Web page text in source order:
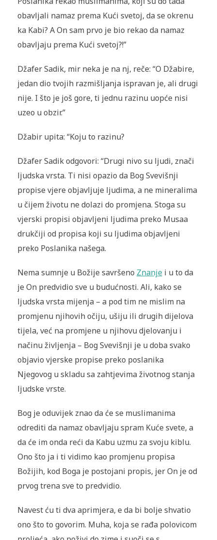
obavljali namaz prema Kući svetoj, da se okrenu
ka Kabi? A On sam prvo je bio rekao da namaz
obavljaju prema Kući svetoj?!”
Džafer Sadik, mir neka je na nj, reče: “O Džabire,
jedan dio tvojih razmišljanja ispravan je, ali drugi
nije. I što je još gore, ti jednu razinu uopće nisi
uzeo u obzir.”
Džabir upita: “Koju to razinu?
Džafer Sadik odgovori: “Drugi nivo su ljudi, znači
ljudska vrsta. Ti nisi opazio da Bog Svevišnji
propise vjere objavljuje ljudima, a ne mineralima
u čijem životu ne dolazi do promjena. Stoga su
vjerski propisi objavljeni ljudima preko Musaa
drukčiji od propisa koji su ljudima objavljeni
preko Poslanika našega.
Nema sumnje u Božije savršeno Znanjei u to da
je On predvidio sve u budućnosti. Ali, kako se
ljudska vrsta mijenja – a pod tim ne mislim na
promjenu njihovih očiju, ušiju ili drugih dijelova
tijela, već na promjene u njihovu djelovanju i
načinu življenja – Bog Svevišnji je u doba svako
objavio vjerske propise preko poslanika
Njegovog u skladu sa zahtjevima životnog stanja
ljudske vrste.
Bog je oduvijek znao da će se muslimanima
odrediti da namaz obavljaju spram Kuće svete, a
da će im onda reći da Kabu uzmu za svoju kiblu.
Ono što ja i ti vidimo kao promjenu propisa
Božijih, kod Boga je postojani propis, jer On je od
prvog trena sve to predvidio.
Navest ću ti dva aprimjera, e da bi bolje shvatio
ono što to govorim. Muha, koja se rađa polovicom